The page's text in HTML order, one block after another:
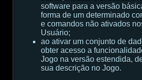
software para a versão
forma de um determinado
e comandos não ativados
Usuário;
ao ativar um conjunto de
obter acesso a
Jogo na versão estendida,
sua descrição no Jogo.